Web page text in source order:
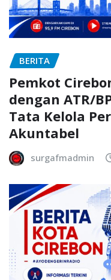
BERITA
Pemkot
dengan ATR/
Tata Kelola
Akuntabel
surgafmadmin